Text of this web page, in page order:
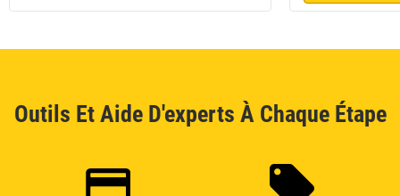
Outils Et Aide D'experts À Chaque Étape